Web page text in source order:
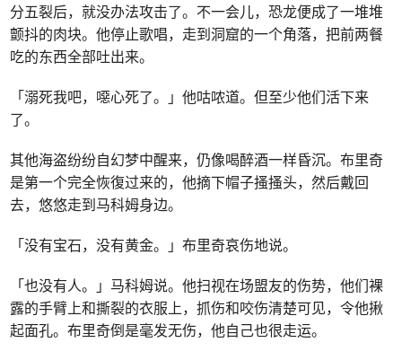
分五裂后，就没办法攻击了。不一会儿，恐龙便成了一堆堆
颤抖的肉块。他停止歌唱，走到洞窟的一个角落，把前两餐
吃的东西全部吐出来。
「溺死我吧，噁心死了。」他咕哝道。但至少他们活下来
了。
其他海盗纷纷自幻梦中醒来，仍像喝醉酒一样昏沉。布里奇
是第一个完全恢復过来的，他摘下帽子搔搔头，然后戴回
去，悠悠走到马科姆身边。
「没有宝石，没有黄金。」布里奇哀伤地说。
「也没有人。」马科姆说。他扫视在场盟友的伤势，他们裸
露的手臂上和撕裂的衣服上，抓伤和咬伤清楚可见，令他揪
起面孔。布里奇倒是毫发无伤，他自己也很走运。